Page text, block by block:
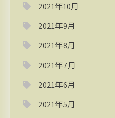
2021年10月
2021年9月
2021年8月
2021年7月
2021年6月
2021年5月